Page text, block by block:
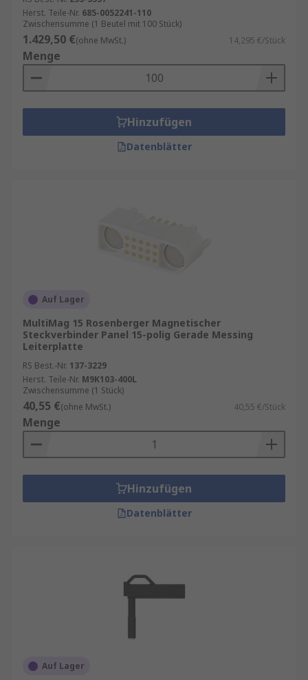
Anwendungen, in denen abbrechbare
Verbindungen eine geeignetere Lösung
darstellen.
Wir bieten ein umfassendes Sortiment an
verdrahteten magnetischen Steckverbindern
sowie Zubehör von Marken wie Rosenberger und
unserer eigenen Qualitätsmarke RS Pro.
Herst. Teile-Nr. 685-0052241-110
Zwischensumme (1 Beutel mit 100 Stück)
1.429,50 €(ohne MwSt.) 14,295 €/Stück
Menge
Hinzufügen
Datenblätter
Auf Lager
MultiMag 15 Rosenberger Magnetischer
Steckverbinder Panel 15-polig Gerade Messing
Leiterplatte
RS Best.-Nr. 137-3229
Herst. Teile-Nr. M9K103-400L
Zwischensumme (1 Stück)
40,55 €(ohne MwSt.) 40,55 €/Stück
Menge
Hinzufügen
Datenblätter
Auf Lager